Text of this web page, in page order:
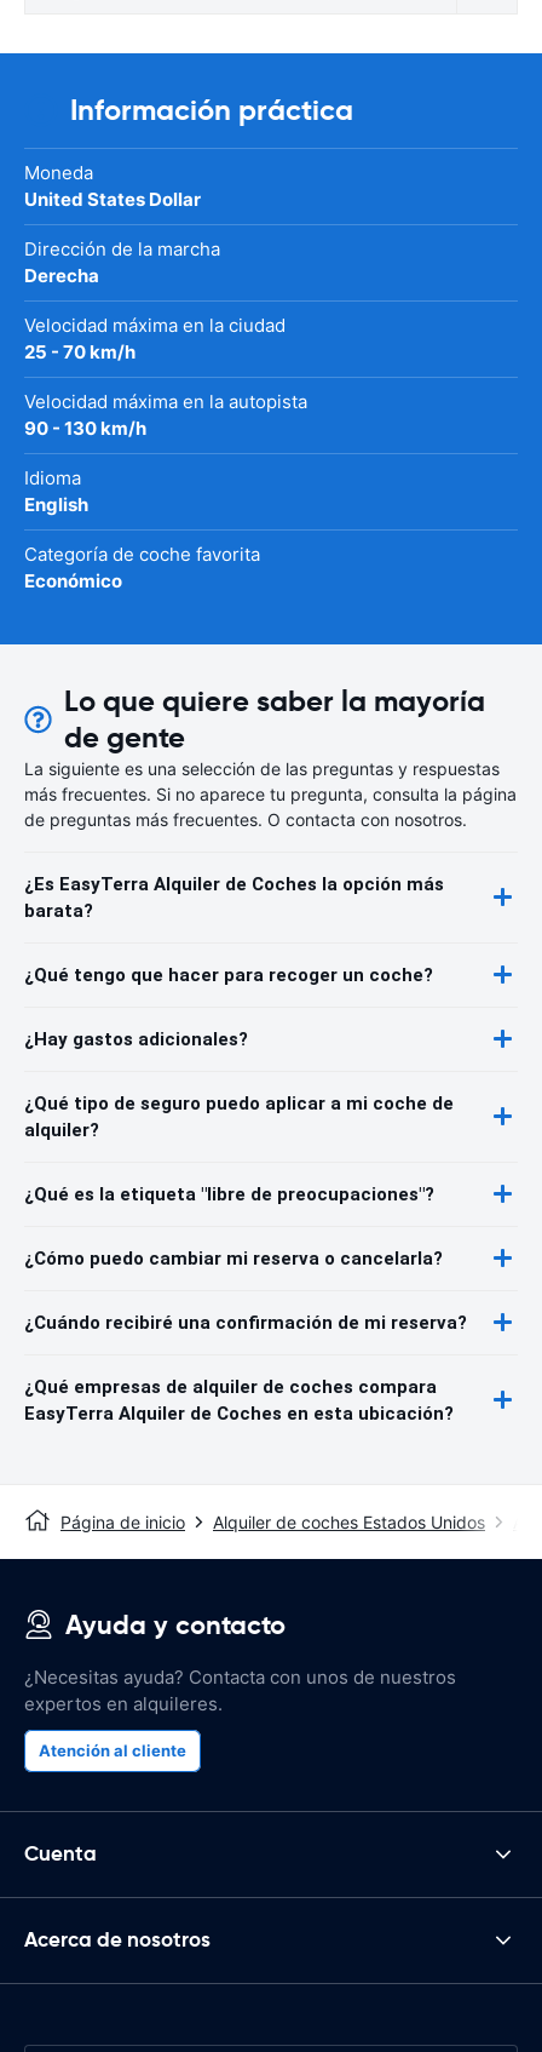
Información práctica
Moneda
United States Dollar
Dirección de la marcha
Derecha
Velocidad máxima en la ciudad
25 - 70 km/h
Velocidad máxima en la autopista
90 - 130 km/h
Idioma
English
Categoría de coche favorita
Económico
Lo que quiere saber la mayoría
de gente
La siguiente es una selección de las preguntas y respuestas
más frecuentes. Si no aparece tu pregunta, consulta la página
de preguntas más frecuentes. O contacta con nosotros.
¿Es EasyTerra Alquiler de Coches la opción más
barata?
¿Qué tengo que hacer para recoger un coche?
¿Hay gastos adicionales?
¿Qué tipo de seguro puedo aplicar a mi coche de
alquiler?
¿Qué es la etiqueta "libre de preocupaciones"?
¿Cómo puedo cambiar mi reserva o cancelarla?
¿Cuándo recibiré una confirmación de mi reserva?
¿Qué empresas de alquiler de coches compara
EasyTerra Alquiler de Coches en esta ubicación?
Página de inicio Alquiler de coches Estados Unidos
Ayuda y contacto
¿Necesitas ayuda? Contacta con unos de nuestros
expertos en alquileres.
Atención al cliente
Cuenta
Acerca de nosotros